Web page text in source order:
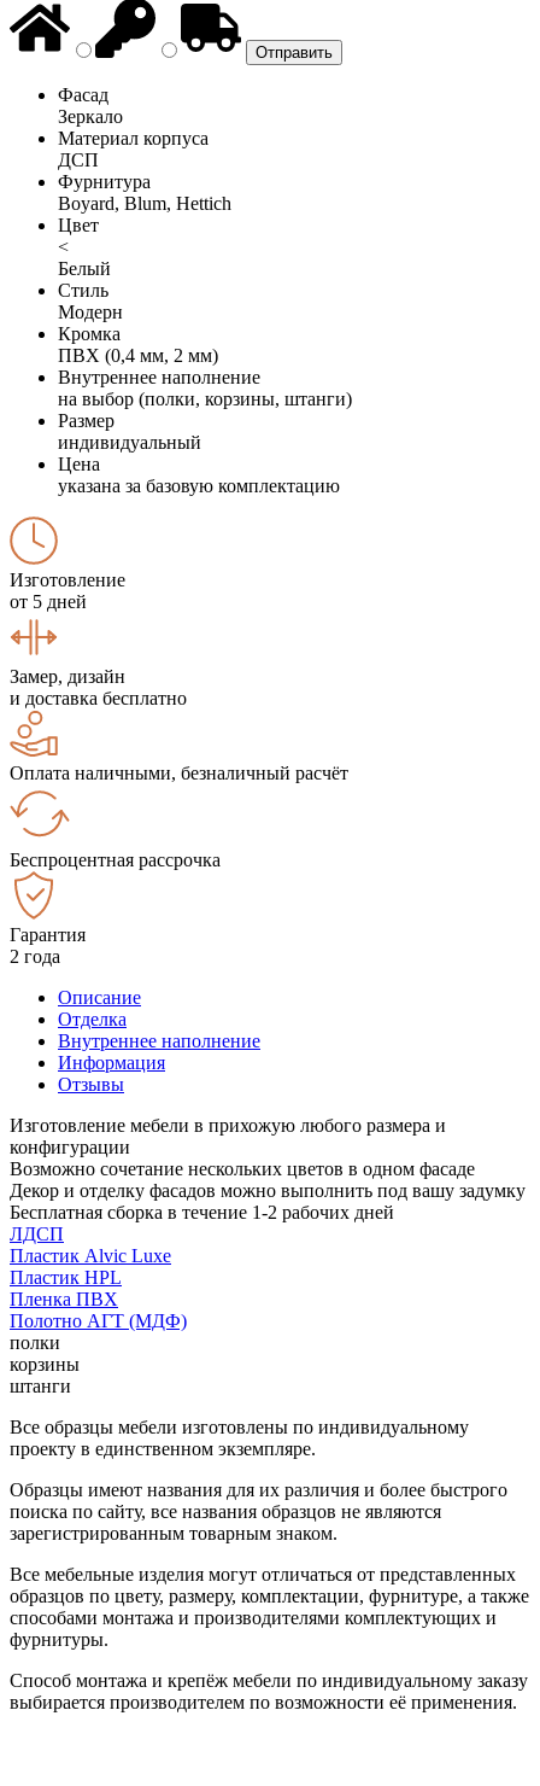
Фасад
Зеркало
Материал корпуса
ДСП
Фурнитура
Boyard, Blum, Hettich
Цвет
<
Белый
Стиль
Модерн
Кромка
ПВХ (0,4 мм, 2 мм)
Внутреннее наполнение
на выбор (полки, корзины, штанги)
Размер
индивидуальный
Цена
указана за базовую комплектацию
Изготовление
от 5 дней
Замер, дизайн
и доставка бесплатно
Оплата наличными, безналичный расчёт
Беспроцентная рассрочка
Гарантия
2 года
Описание
Отделка
Внутреннее наполнение
Информация
Отзывы
Изготовление мебели в прихожую любого размера и
конфигурации
Возможно сочетание нескольких цветов в одном фасаде
Декор и отделку фасадов можно выполнить под вашу задумку
Бесплатная сборка в течение 1-2 рабочих дней
ЛДСП
Пластик Alvic Luxe
Пластик HPL
Пленка ПВХ
Полотно АГТ (МДФ)
полки
корзины
штанги
Все образцы мебели изготовлены по индивидуальному
проекту в единственном экземпляре.
Образцы имеют названия для их различия и более быстрого
поиска по сайту, все названия образцов не являются
зарегистрированным товарным знаком.
Все мебельные изделия могут отличаться от представленных
образцов по цвету, размеру, комплектации, фурнитуре, а также
способами монтажа и производителями комплектующих и
фурнитуры.
Способ монтажа и крепёж мебели по индивидуальному заказу
выбирается производителем по возможности её применения.